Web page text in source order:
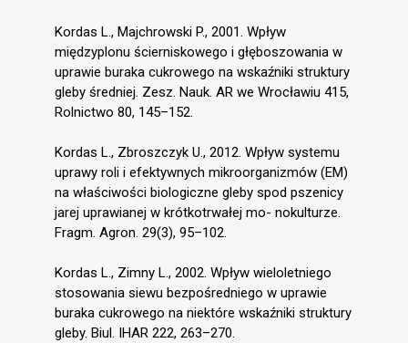
Kordas L., Majchrowski P., 2001. Wpływ
międzyplonu ścierniskowego i głęboszowania w
uprawie buraka cukrowego na wskaźniki struktury
gleby średniej. Zesz. Nauk. AR we Wrocławiu 415,
Rolnictwo 80, 145–152.
Kordas L., Zbroszczyk U., 2012. Wpływ systemu
uprawy roli i efektywnych mikroorganizmów (EM)
na właściwości biologiczne gleby spod pszenicy
jarej uprawianej w krótkotrwałej mo- nokulturze.
Fragm. Agron. 29(3), 95–102.
Kordas L., Zimny L., 2002. Wpływ wieloletniego
stosowania siewu bezpośredniego w uprawie
buraka cukrowego na niektóre wskaźniki struktury
gleby. Biul. IHAR 222, 263–270.